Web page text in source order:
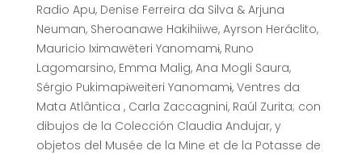
Radio Apu, Denise Ferreira da Silva & Arjuna
Neuman, Sheroanawe Hakihiiwe, Ayrson Heráclito,
Mauricio Iximawëteri Yanomamɨ, Runo
Lagomarsino, Emma Malig, Ana Mogli Saura,
Sérgio Pukimapɨweiteri Yanomamɨ, Ventres da
Mata Atlântica , Carla Zaccagnini, Raúl Zurita; con
dibujos de la Colección Claudia Andujar, y
objetos del Musée de la Mine et de la Potasse de